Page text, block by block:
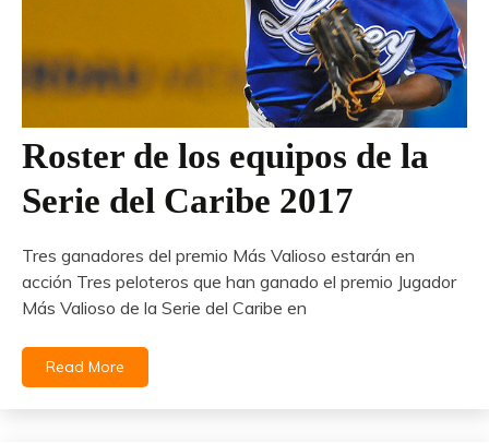
Roster de los equipos de la
Serie del Caribe 2017
Tres ganadores del premio Más Valioso estarán en
acción Tres peloteros que han ganado el premio Jugador
Más Valioso de la Serie del Caribe en
Read More